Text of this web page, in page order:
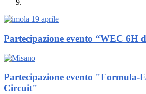
Partecipazione evento “WEC 6H
Partecipazione evento "Formula-
Circuit"